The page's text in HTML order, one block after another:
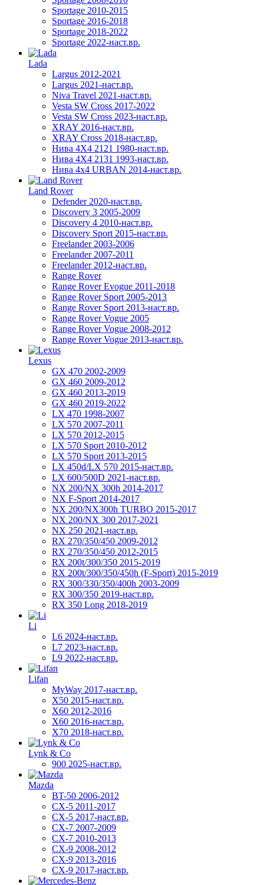
Sportage 2010-2015
Sportage 2016-2018
Sportage 2018-2022
Sportage 2022-наст.вр.
Lada
Largus 2012-2021
Largus 2021-наст.вр.
Niva Travel 2021-наст.вр.
Vesta SW Cross 2017-2022
Vesta SW Cross 2023-наст.вр.
XRAY 2016-наст.вр.
XRAY Cross 2018-наст.вр.
Нива 4X4 2121 1980-наст.вр.
Нива 4X4 2131 1993-наст.вр.
Нива 4х4 URBAN 2014-наст.вр.
Land Rover
Defender 2020-наст.вр.
Discovery 3 2005-2009
Discovery 4 2010-наст.вр.
Discovery Sport 2015-наст.вр.
Freelander 2003-2006
Freelander 2007-2011
Freelander 2012-наст.вр.
Range Rover
Range Rover Evogue 2011-2018
Range Rover Sport 2005-2013
Range Rover Sport 2013-наст.вр.
Range Rover Vogue 2005
Range Rover Vogue 2008-2012
Range Rover Vogue 2013-наст.вр.
Lexus
GX 470 2002-2009
GX 460 2009-2012
GX 460 2013-2019
GX 460 2019-2022
LX 470 1998-2007
LX 570 2007-2011
LX 570 2012-2015
LX 570 Sport 2010-2012
LX 570 Sport 2013-2015
LX 450d/LX 570 2015-наст.вр.
LX 600/500D 2021-наст.вр.
NX 200/NX 300h 2014-2017
NX F-Sport 2014-2017
NX 200/NX300h TURBO 2015-2017
NX 200/NX 300 2017-2021
NX 250 2021-наст.вр.
RX 270/350/450 2009-2012
RX 270/350/450 2012-2015
RX 200t/300/350 2015-2019
RX 200t/300/350/450h (F-Sport) 2015-2019
RX 300/330/350/400h 2003-2009
RX 300/350 2019-наст.вр.
RX 350 Long 2018-2019
Li
L6 2024-наст.вр.
L7 2023-наст.вр.
L9 2022-наст.вр.
Lifan
MyWay 2017-наст.вр.
X50 2015-наст.вр.
X60 2012-2016
X60 2016-наст.вр.
X70 2018-наст.вр.
Lynk & Co
900 2025-наст.вр.
Mazda
BT-50 2006-2012
CX-5 2011-2017
CX-5 2017-наст.вр.
CX-7 2007-2009
CX-7 2010-2013
CX-9 2008-2012
CX-9 2013-2016
CX-9 2017-наст.вр.